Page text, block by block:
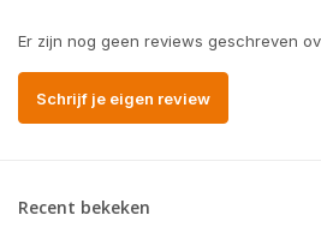
Er zijn nog geen reviews geschreven
Schrijf je eigen review
Recent bekeken